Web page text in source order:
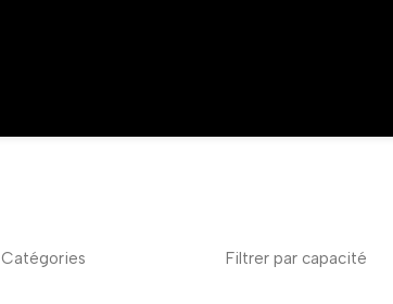
Catégories Filtrer par capacité